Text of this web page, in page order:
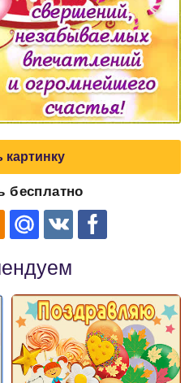
картинку
бесплатно